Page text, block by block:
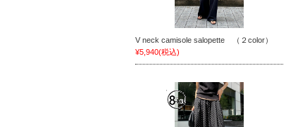
V neck camisole salopette （２color）
¥5,940(税込)